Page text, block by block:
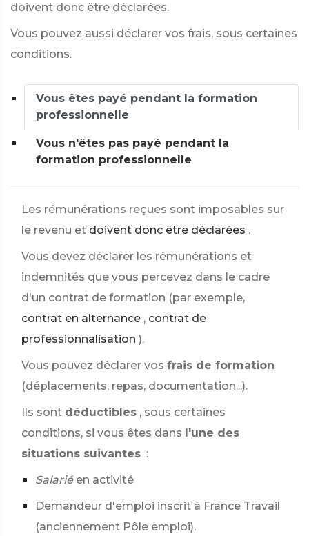
doivent donc être déclarées.
Vous pouvez aussi déclarer vos frais, sous certaines
conditions.
Vous êtes payé pendant la formation
professionnelle
Vous n'êtes pas payé pendant la
formation professionnelle
Les rémunérations reçues sont imposables sur
le revenu et doivent donc être déclarées .
Vous devez déclarer les rémunérations et
indemnités que vous percevez dans le cadre
d'un contrat de formation (par exemple,
contrat en alternance , contrat de
professionnalisation ).
Vous pouvez déclarer vos frais de formation
(déplacements, repas, documentation...).
Ils sont déductibles , sous certaines
conditions, si vous êtes dans l'une des
situations suivantes :
Salarié en activité
Demandeur d'emploi inscrit à France Travail
(anciennement Pôle emploi).